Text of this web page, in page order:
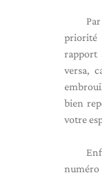
priorité
rapport
versa,
bien
votre